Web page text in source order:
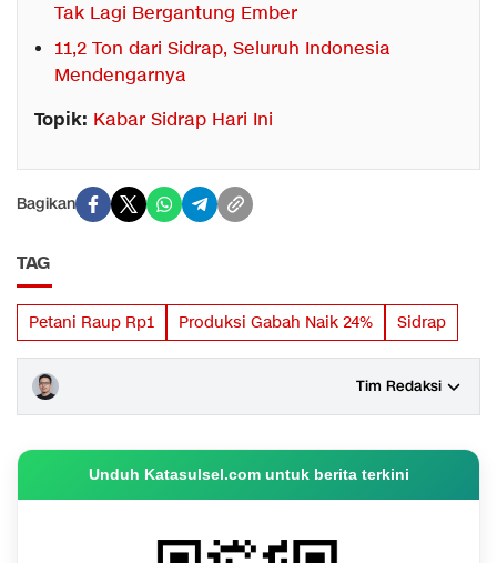
Tak Lagi Bergantung Ember
11,2 Ton dari Sidrap, Seluruh Indonesia
Mendengarnya
Topik: Kabar Sidrap Hari Ini
Bagikan
TAG
Petani Raup Rp1 Produksi Gabah Naik 24% Sidrap
Tim Redaksi
Unduh Katasulsel.com untuk berita terkini